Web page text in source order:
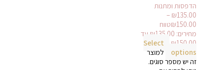
הדפסות ומתנות
₪135.00
–
₪150.00
טווח
מחירים: ⁦₪135.00⁩ עד
Select
options
למוצר
זה יש מספר סוגים.